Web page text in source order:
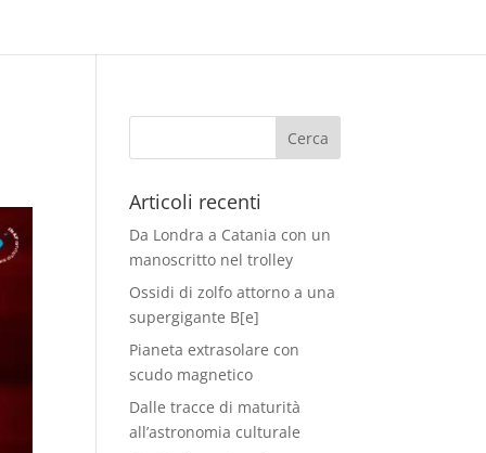
Articoli recenti
Da Londra a Catania con un
manoscritto nel trolley
Ossidi di zolfo attorno a una
supergigante B[e]
Pianeta extrasolare con
scudo magnetico
Dalle tracce di maturità
all’astronomia culturale